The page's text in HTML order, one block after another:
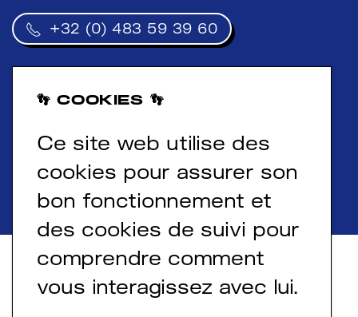
+32 (0) 483 59 39 60
N°TVA : BE 0754 998 114
©2024 —Digipunch,Remi Datroa ,Le Cabinet
d’Écritures, Atelier Kami
Politique de confidentialité
👣 COOKIES 👣
Ce site web utilise des
cookies pour assurer son
bon fonctionnement et
des cookies de suivi pour
comprendre comment
vous interagissez avec lui.